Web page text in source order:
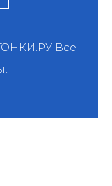
Все